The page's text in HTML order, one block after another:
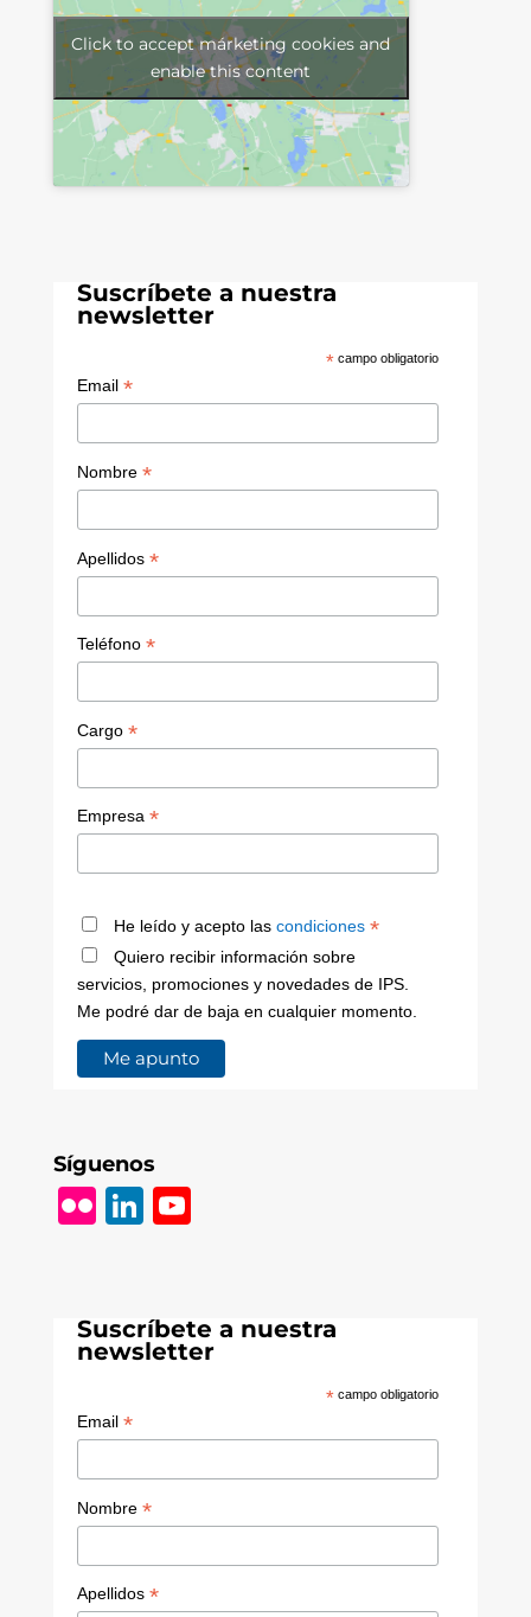
Click to accept márketing cookies and
enable this content
Suscríbete a nuestra
newsletter
* campo obligatorio
Email *
Nombre *
Apellidos *
Teléfono *
Cargo *
Empresa *
He leído y acepto las condiciones *
Quiero recibir información sobre
servicios, promociones y novedades de IPS.
Me podré dar de baja en cualquier momento.
Síguenos
Fl
r
Li
e
dI
Y
T
u
e
C
Suscríbete a nuestra
newsletter
* campo obligatorio
Email *
Nombre *
Apellidos *